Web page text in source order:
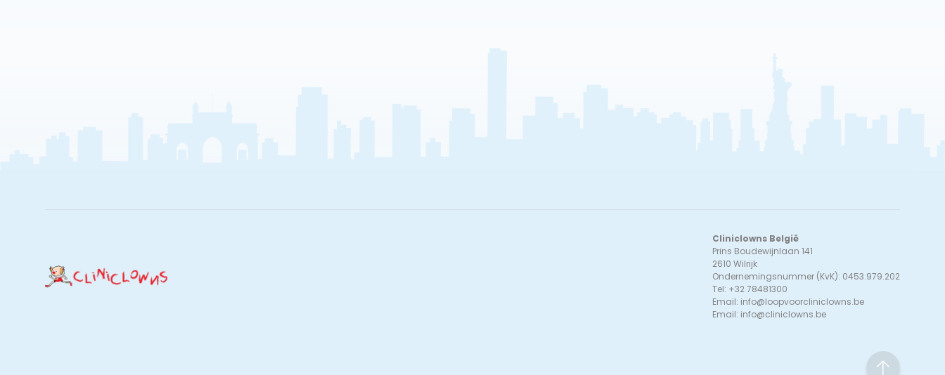
to top
Cliniclowns België
Prins Boudewijnlaan 141
2610 Wilrijk
Ondernemingsnummer (KvK): 0453.979.202
Tel: +32 78481300
Email: info@loopvoorcliniclowns.be
Email: info@cliniclowns.be